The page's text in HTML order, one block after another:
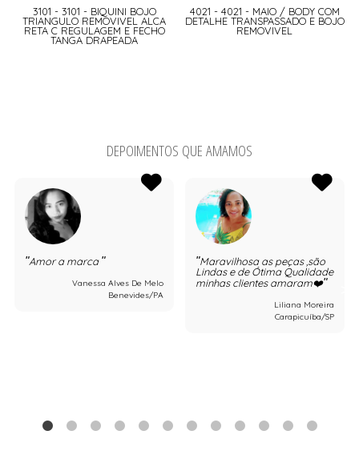
3101 - 3101 - BIQUINI BOJO
TRIANGULO REMOVIVEL ALCA
RETA C REGULAGEM E FECHO
TANGA DRAPEADA
4021 - 4021 - MAIO / BODY COM
DETALHE TRANSPASSADO E BOJO
REMOVIVEL
DEPOIMENTOS QUE AMAMOS
Amor a marca
Vanessa Alves De Melo
Benevides/PA
Maravilhosa as peças ,são
Lindas e de Ótima Qualidade
minhas clientes amaram❤️
Liliana Moreira
Carapicuíba/SP